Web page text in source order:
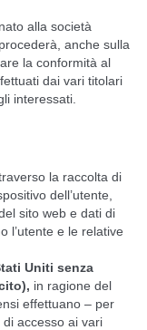
alla società
anche sulla
la conformità al
dai vari titolari
interessati.
la raccolta di
dell’utente,
sito web e dati di
l’utente e le relative
Uniti senza
in ragione del
effettuano – per
accesso ai vari